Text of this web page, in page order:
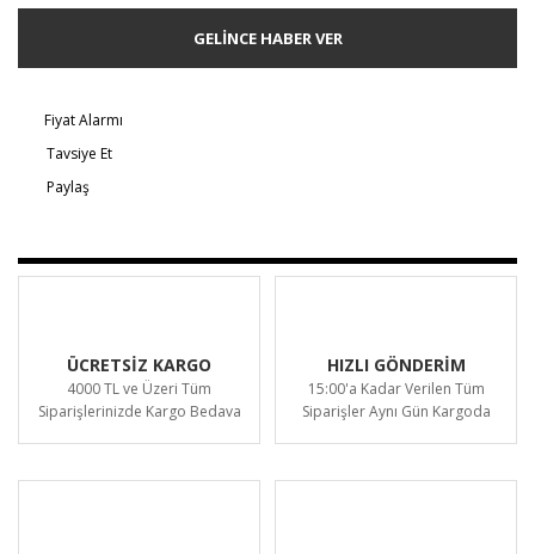
GELİNCE HABER VER
Fiyat Alarmı
Tavsiye Et
Paylaş
ÜCRETSİZ KARGO
4000 TL ve Üzeri Tüm
Siparişlerinizde Kargo Bedava
HIZLI GÖNDERİM
15:00'a Kadar Verilen Tüm
Siparişler Aynı Gün Kargoda